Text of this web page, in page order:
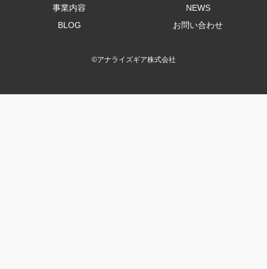
事業内容
NEWS
BLOG
お問い合わせ
©アナライズギア株式会社